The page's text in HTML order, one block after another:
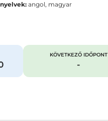
angol, magyar
KÖVETKEZŐ IDŐPONT
-